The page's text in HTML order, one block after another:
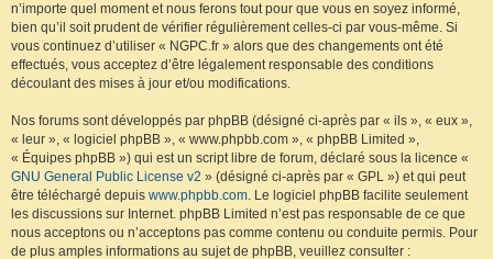
n’importe quel moment et nous ferons tout pour que vous en soyez informé,
bien qu’il soit prudent de vérifier régulièrement celles-ci par vous-même. Si
vous continuez d’utiliser « NGPC.fr » alors que des changements ont été
effectués, vous acceptez d’être légalement responsable des conditions
découlant des mises à jour et/ou modifications.
Nos forums sont développés par phpBB (désigné ci-après par « ils », « eux »,
« leur », « logiciel phpBB », « www.phpbb.com », « phpBB Limited »,
« Équipes phpBB ») qui est un script libre de forum, déclaré sous la licence «
GNU General Public License v2 » (désigné ci-après par « GPL ») et qui peut
être téléchargé depuis www.phpbb.com. Le logiciel phpBB facilite seulement
les discussions sur Internet. phpBB Limited n’est pas responsable de ce que
nous acceptons ou n’acceptons pas comme contenu ou conduite permis. Pour
de plus amples informations au sujet de phpBB, veuillez consulter :